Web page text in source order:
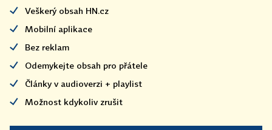
Veškerý obsah HN.cz
Mobilní aplikace
Bez reklam
Odemykejte obsah pro přátele
Články v audioverzi + playlist
Možnost kdykoliv zrušit